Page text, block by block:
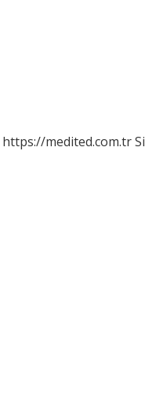
https://medited.com.tr